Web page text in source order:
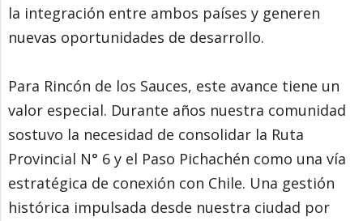
la integración entre ambos países y generen
nuevas oportunidades de desarrollo.
Para Rincón de los Sauces, este avance tiene un
valor especial. Durante años nuestra comunidad
sostuvo la necesidad de consolidar la Ruta
Provincial N° 6 y el Paso Pichachén como una vía
estratégica de conexión con Chile. Una gestión
histórica impulsada desde nuestra ciudad por